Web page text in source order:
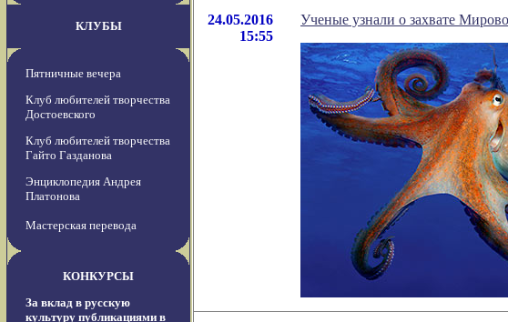
КЛУБЫ
Пятничные вечера
Клуб любителей творчества
Достоевского
Клуб любителей творчества
Гайто Газданова
Энциклопедия Андрея
Платонова
Мастерская перевода
КОНКУРСЫ
За вклад в русскую
культуру публикациями в
24.05.2016
15:55
Ученые узнали о захвате